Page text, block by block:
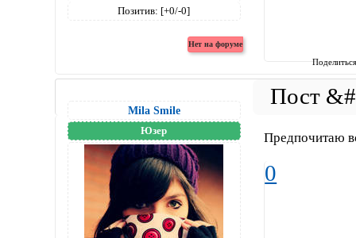
Позитив: [+0/-0]
Mila Smile
Юзер Предпочитаю
0